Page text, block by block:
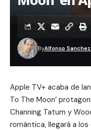
ByAlfonso
Apple TV+ acaba de
To The Moon’
Channing Tatum y
romántica, llegará a los